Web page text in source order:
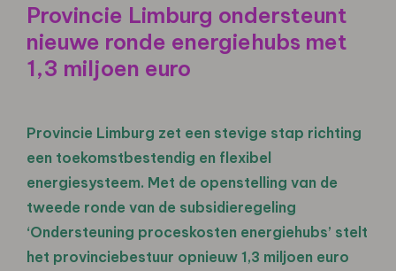
Provincie Limburg ondersteunt
nieuwe ronde energiehubs met
1,3 miljoen euro
Provincie Limburg zet een stevige stap richting
een toekomstbestendig en flexibel
energiesysteem. Met de openstelling van de
tweede ronde van de subsidieregeling
‘Ondersteuning proceskosten energiehubs’ stelt
het provinciebestuur opnieuw 1,3 miljoen euro